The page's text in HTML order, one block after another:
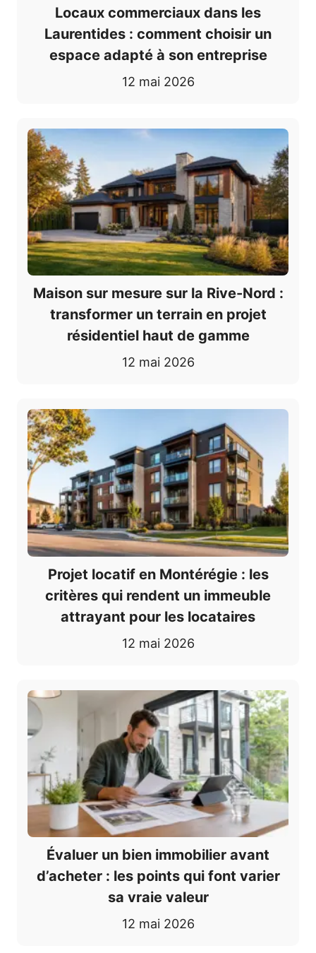
Locaux commerciaux dans les
Laurentides : comment choisir un
espace adapté à son entreprise
12 mai 2026
Maison sur mesure sur la Rive-Nord :
transformer un terrain en projet
résidentiel haut de gamme
12 mai 2026
Projet locatif en Montérégie : les
critères qui rendent un immeuble
attrayant pour les locataires
12 mai 2026
Évaluer un bien immobilier avant
d’acheter : les points qui font varier
sa vraie valeur
12 mai 2026